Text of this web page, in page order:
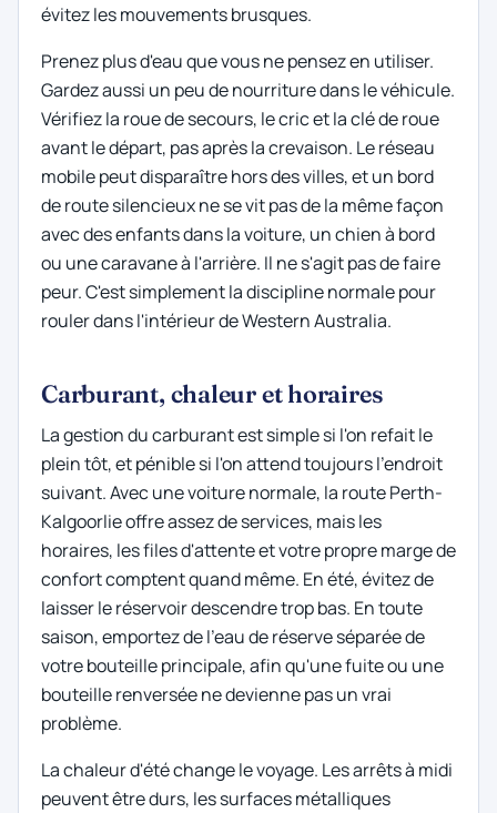
évitez les mouvements brusques.
Prenez plus d'eau que vous ne pensez en utiliser.
Gardez aussi un peu de nourriture dans le véhicule.
Vérifiez la roue de secours, le cric et la clé de roue
avant le départ, pas après la crevaison. Le réseau
mobile peut disparaître hors des villes, et un bord
de route silencieux ne se vit pas de la même façon
avec des enfants dans la voiture, un chien à bord
ou une caravane à l'arrière. Il ne s'agit pas de faire
peur. C'est simplement la discipline normale pour
rouler dans l'intérieur de Western Australia.
Carburant, chaleur et horaires
La gestion du carburant est simple si l'on refait le
plein tôt, et pénible si l'on attend toujours l'endroit
suivant. Avec une voiture normale, la route Perth-
Kalgoorlie offre assez de services, mais les
horaires, les files d'attente et votre propre marge de
confort comptent quand même. En été, évitez de
laisser le réservoir descendre trop bas. En toute
saison, emportez de l'eau de réserve séparée de
votre bouteille principale, afin qu'une fuite ou une
bouteille renversée ne devienne pas un vrai
problème.
La chaleur d'été change le voyage. Les arrêts à midi
peuvent être durs, les surfaces métalliques